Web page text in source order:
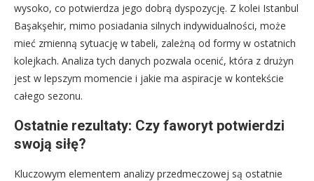
wysoko, co potwierdza jego dobrą dyspozycję. Z kolei Istanbul
Başakşehir, mimo posiadania silnych indywidualności, może
mieć zmienną sytuację w tabeli, zależną od formy w ostatnich
kolejkach. Analiza tych danych pozwala ocenić, która z drużyn
jest w lepszym momencie i jakie ma aspiracje w kontekście
całego sezonu.
Ostatnie rezultaty: Czy faworyt potwierdzi
swoją siłę?
Kluczowym elementem analizy przedmeczowej są ostatnie